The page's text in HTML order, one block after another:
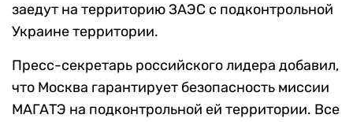
заедут на территорию ЗАЭС с подконтрольной
Украине территории.
Пресс-секретарь российского лидера добавил,
что Москва гарантирует безопасность миссии
МАГАТЭ на подконтрольной ей территории. Все